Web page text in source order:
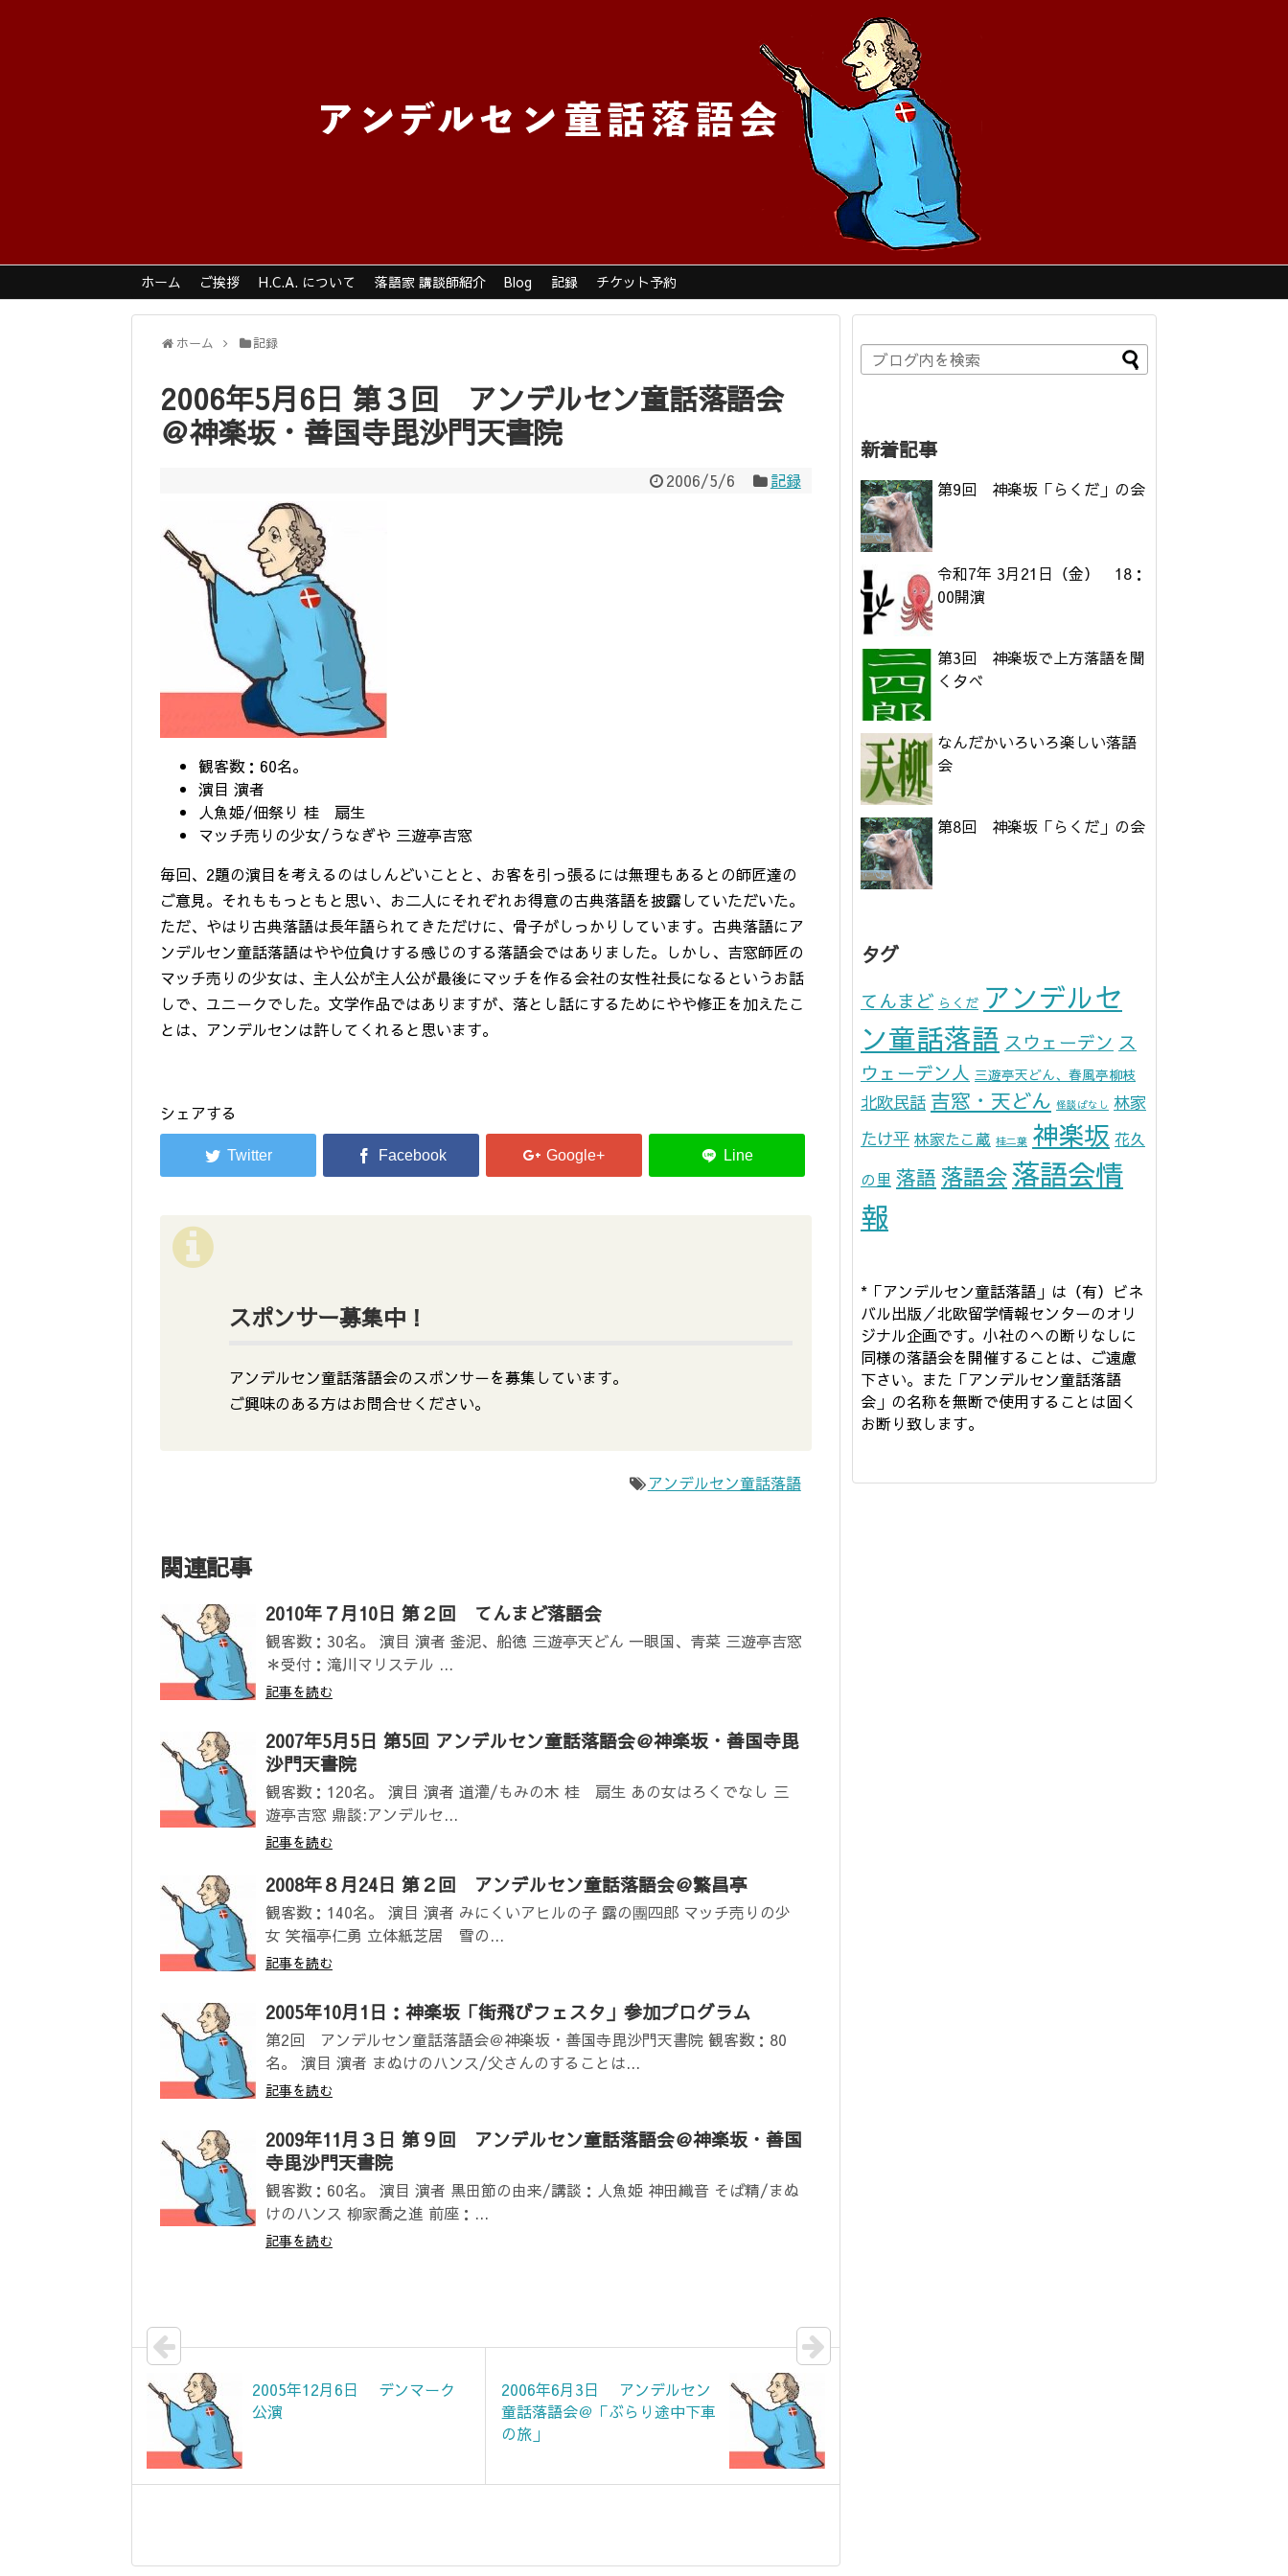
ホーム ご挨拶 H.C.A. について 落語家 講談師紹介 Blog 記録 チケット予約
ホーム 記録
2006年5月6日 第３回 アンデルセン童話落語会
＠神楽坂・善国寺毘沙門天書院
2006/5/6 記録
観客数：60名。
演目 演者
人魚姫/佃祭り 桂 扇生
マッチ売りの少女/うなぎや 三遊亭吉窓
毎回、2題の演目を考えるのはしんどいことと、お客を引っ張るには無理もあるとの師匠達の
ご意見。それももっともと思い、お二人にそれぞれお得意の古典落語を披露していただいた。
ただ、やはり古典落語は長年語られてきただけに、骨子がしっかりしています。古典落語にア
ンデルセン童話落語はやや位負けする感じのする落語会ではありました。しかし、吉窓師匠の
マッチ売りの少女は、主人公が主人公が最後にマッチを作る会社の女性社長になるというお話
しで、ユニークでした。文学作品ではありますが、落とし話にするためにやや修正を加えたこ
とは、アンデルセンは許してくれると思います。
シェアする
スポンサー募集中！
アンデルセン童話落語会のスポンサ－を募集しています。
ご興味のある方はお問合せください。
アンデルセン童話落語
関連記事
2010年７月10日 第２回 てんまど落語会
観客数：30名。 演目 演者 釜泥、船徳 三遊亭天どん 一眼国、青菜 三遊亭吉窓
＊受付：滝川マリステル ...
記事を読む
2007年5月5日 第5回 アンデルセン童話落語会＠神楽坂・善国寺毘
沙門天書院
観客数：120名。 演目 演者 道灌/もみの木 桂 扇生 あの女はろくでなし 三
遊亭吉窓 鼎談:アンデルセ...
記事を読む
2008年８月24日 第２回 アンデルセン童話落語会＠繁昌亭
観客数：140名。 演目 演者 みにくいアヒルの子 露の團四郎 マッチ売りの少
女 笑福亭仁勇 立体紙芝居 雪の...
記事を読む
2005年10月1日：神楽坂「街飛びフェスタ」参加プログラム
第2回 アンデルセン童話落語会＠神楽坂・善国寺毘沙門天書院 観客数：80
名。 演目 演者 まぬけのハンス/父さんのすることは...
記事を読む
2009年11月３日 第９回 アンデルセン童話落語会＠神楽坂・善国
寺毘沙門天書院
観客数：60名。 演目 演者 黒田節の由来/講談：人魚姫 神田織音 そば精/まぬ
けのハンス 柳家喬之進 前座：...
記事を読む
2005年12月6日 デンマーク
公演
2006年6月3日 アンデルセン
童話落語会＠「ぶらり途中下車
の旅」
新着記事
第9回 神楽坂「らくだ」の会
令和7年 3月21日（金） 18：
00開演
第3回 神楽坂で上方落語を聞
く夕べ
なんだかいろいろ楽しい落語
会
第8回 神楽坂「らくだ」の会
タグ
てんまど らくだ アンデルセ
ン童話落語 スウェーデン ス
ウェーデン人 三遊亭天どん、春風亭柳枝
北欧民話 吉窓・天どん 怪談ばなし 林家
たけ平 林家たこ蔵 桂二葉 神楽坂 花久
の里 落語 落語会落語会情
報
*「アンデルセン童話落語」は（有）ビネ
バル出版／北欧留学情報センターのオリ
ジナル企画です。小社のへの断りなしに
同様の落語会を開催することは、ご遠慮
下さい。また「アンデルセン童話落語
会」の名称を無断で使用することは固く
お断り致します。
ご挨拶
記録